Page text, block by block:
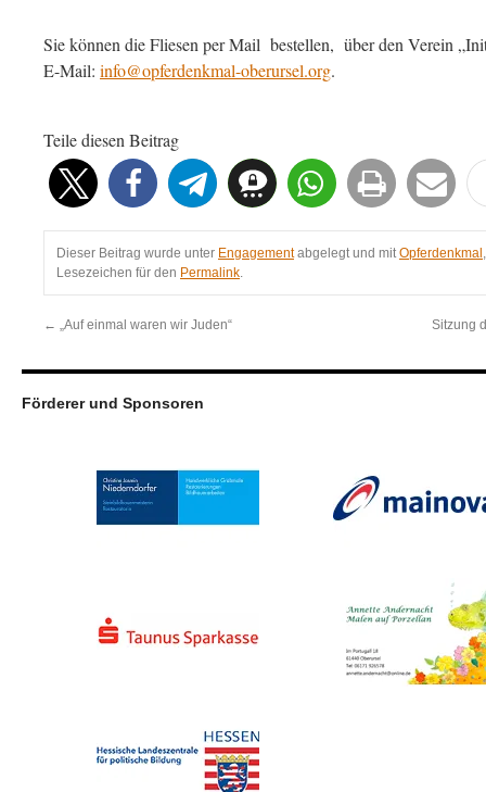
Sie können die Fliesen per Mail bestellen, über den Verein
E-Mail: info@opferdenkmal-oberursel.org.
Teile diesen Beitrag
Dieser Beitrag wurde unter Engagementabgelegt und mitOpferdenkmal
Lesezeichen für den Permalink.
← „Auf einmal waren wir Juden“ Sitzung
Förderer und Sponsoren